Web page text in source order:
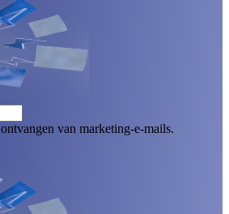
van marketing-e-mails.